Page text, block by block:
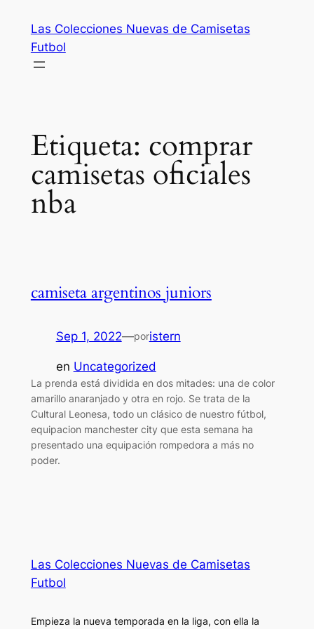
contenido
Las Colecciones Nuevas de Camisetas
Futbol
Etiqueta: comprar
camisetas oficiales
nba
camiseta argentinos juniors
Sep 1, 2022—poristern
en Uncategorized
La prenda está dividida en dos mitades: una de color
amarillo anaranjado y otra en rojo. Se trata de la
Cultural Leonesa, todo un clásico de nuestro fútbol,
equipacion manchester city que esta semana ha
presentado una equipación rompedora a más no
poder.
Las Colecciones Nuevas de Camisetas
Futbol
Empieza la nueva temporada en la liga, con ella la